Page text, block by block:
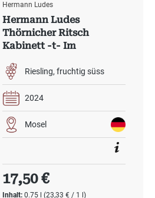
Hermann Ludes
Hermann Ludes
Thörnicher Ritsch
Kabinett -t- Im
Riesling fruchtig süss
2024
Mosel
Inhalt:0.75 l(23,33 € / 1 l)
Regulärer Preis:
17,50 €